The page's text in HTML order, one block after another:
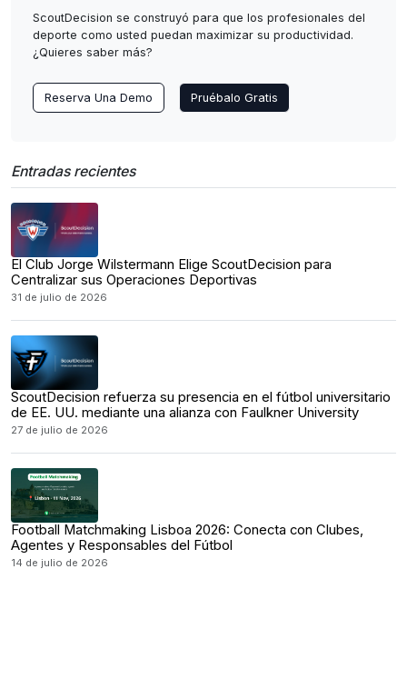
ScoutDecision se construyó para que los profesionales del
deporte como usted puedan maximizar su productividad.
¿Quieres saber más?
Reserva Una Demo Pruébalo Gratis
Entradas recientes
El Club Jorge Wilstermann Elige ScoutDecision para
Centralizar sus Operaciones Deportivas
31 de julio de 2026
ScoutDecision refuerza su presencia en el fútbol universitario
de EE. UU. mediante una alianza con Faulkner University
27 de julio de 2026
Football Matchmaking Lisboa 2026: Conecta con Clubes,
Agentes y Responsables del Fútbol
14 de julio de 2026